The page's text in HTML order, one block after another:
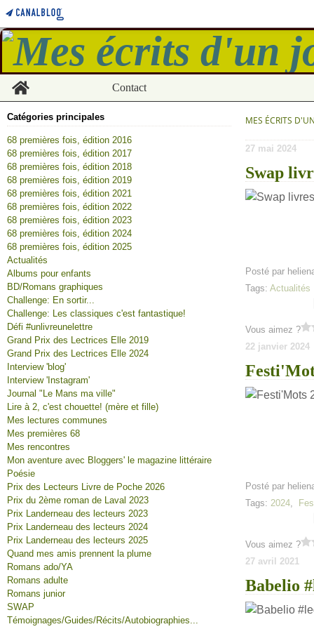
Home
Contact
Catégories principales
68 premières fois, édition 2016
68 premières fois, édition 2017
68 premières fois, édition 2018
68 premières fois, édition 2019
68 premières fois, édition 2021
68 premières fois, édition 2022
68 premières fois, édition 2023
68 premières fois, édition 2024
68 premières fois, édition 2025
Actualités
Albums pour enfants
BD/Romans graphiques
Challenge: En sortir...
Challenge: Les classiques c'est fantastique!
Défi #unlivreunelettre
Grand Prix des Lectrices Elle 2019
Grand Prix des Lectrices Elle 2024
Interview 'blog'
Interview 'Instagram'
Journal "Le Mans ma ville"
Lire à 2, c'est chouette! (mère et fille)
Mes lectures communes
Mes premières 68
Mes rencontres
Mon aventure avec Bloggers' le magazine littéraire
Poésie
Prix des Lecteurs Livre de Poche 2026
Prix du 2ème roman de Laval 2023
Prix Landerneau des lecteurs 2023
Prix Landerneau des lecteurs 2024
Prix Landerneau des lecteurs 2025
Quand mes amis prennent la plume
Romans ado/YA
Romans adulte
Romans junior
SWAP
Témoignages/Guides/Récits/Autobiographies...
MES ÉCRITS
27 mai 2024
Swap
Posté par
Tags: Actualités
Vous aimez ?
22 janvier 2024
Posté par
Tags: 2024,
Vous aimez ?
27 avril 2021
Babelio